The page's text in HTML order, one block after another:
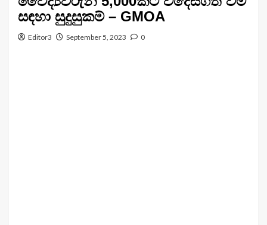
සඳහා සුදුසුකම් – GMOA
Editor3 September 5, 2023 0